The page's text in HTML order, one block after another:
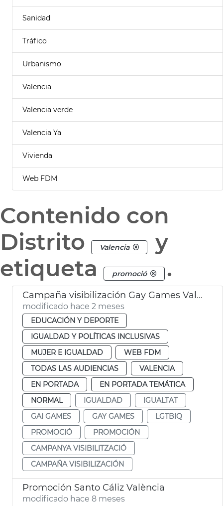
Sanidad
Tráfico
Urbanismo
Valencia
Valencia verde
Valencia Ya
Vivienda
Web FDM
Contenido con
Distrito
Valencia
y
etiqueta
promoció .
Campaña visibilización Gay Games València
modificado hace 2 meses
EDUCACIÓN Y DEPORTE
IGUALDAD Y POLÍTICAS INCLUSIVAS
MUJER E IGUALDAD
WEB FDM
TODAS LAS AUDIENCIAS
VALENCIA
EN PORTADA
EN PORTADA TEMÁTICA
NORMAL
IGUALDAD
IGUALTAT
GAI GAMES
GAY GAMES
LGTBIQ
PROMOCIÓ
PROMOCIÓN
CAMPANYA VISIBILITZACIÓ
CAMPAÑA VISIBILIZACIÓN
Promoción Santo Cáliz València
modificado hace 8 meses